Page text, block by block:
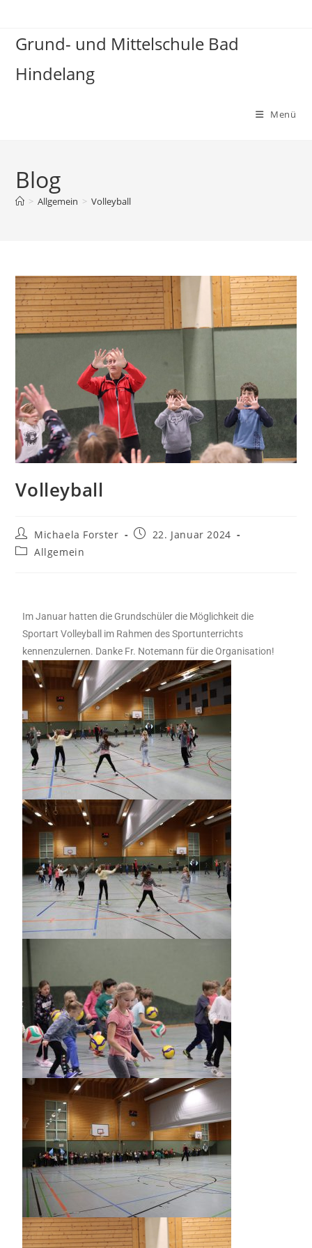
Grund- und Mittelschule Bad
Hindelang
Menü
Blog
> Allgemein > Volleyball
Volleyball
Michaela Forster
22. Januar 2024
Allgemein
Im Januar hatten die Grundschüler die Möglichkeit die
Sportart Volleyball im Rahmen des Sportunterrichts
kennenzulernen. Danke Fr. Notemann für die Organisation!